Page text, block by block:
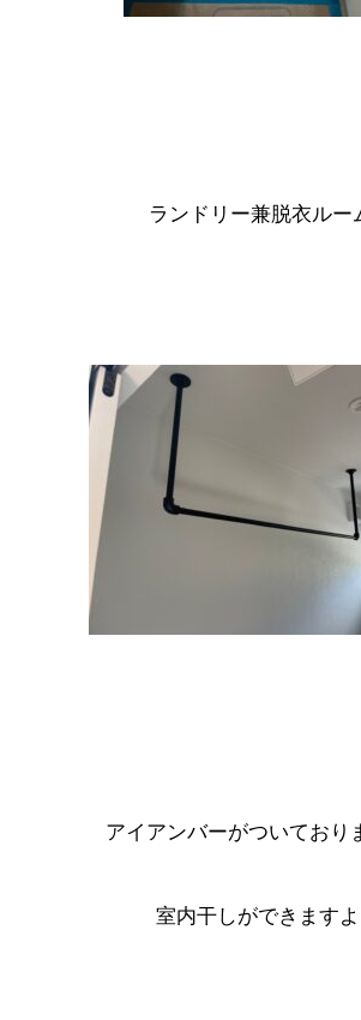
ランドリー兼脱衣ルー
アイアンバーがついており
室内干しができます